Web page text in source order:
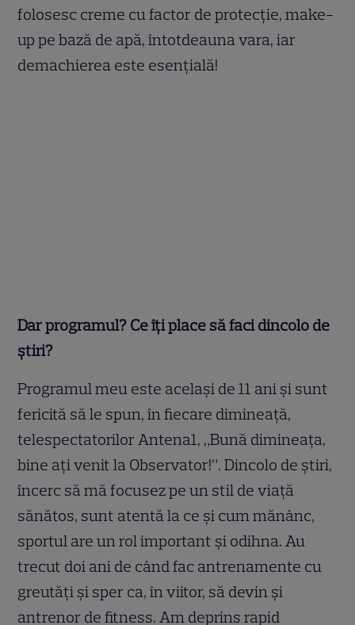
folosesc creme cu factor de protecție, make-
up pe bază de apă, întotdeauna vara, iar
demachierea este esențială!
Dar programul? Ce îți place să faci dincolo de
știri?
Programul meu este același de 11 ani și sunt
fericită să le spun, în fiecare dimineață,
telespectatorilor Antena1, „Bună dimineața,
bine ați venit la Observator!”. Dincolo de știri,
încerc să mă focusez pe un stil de viață
sănătos, sunt atentă la ce și cum mănânc,
sportul are un rol important și odihna. Au
trecut doi ani de când fac antrenamente cu
greutăți și sper ca, în viitor, să devin și
antrenor de fitness. Am deprins rapid